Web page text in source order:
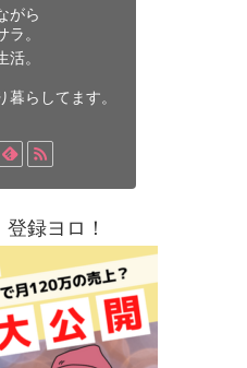
がら
。
。
らしてます。
録ヨロ！